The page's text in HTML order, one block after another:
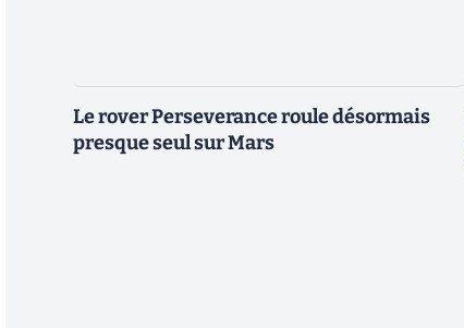
Le rover Perseverance roule désormais
presque seul sur Mars